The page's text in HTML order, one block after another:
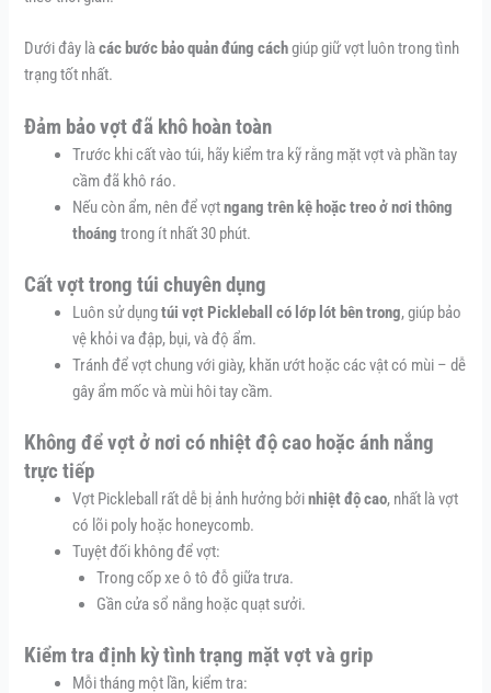
Dưới đây làcác bước bảo quản đúng cáchgiúp giữ vợt luôn trong tình
trạng tốt nhất.
Đảm bảo vợt đã khô hoàn toàn
Trước khi cất vào túi, hãy kiểm tra kỹ rằng mặt vợt và phần tay
cầm đã khô ráo.
Nếu còn ẩm, nên để vợtngang trên kệ hoặc treo ở nơi thông
thoáng trong ít nhất 30 phút.
Cất vợt trong túi chuyên dụng
Luôn sử dụngtúi vợt Pickleball có lớp lót bên trong, giúp bảo
vệ khỏi va đập, bụi, và độ ẩm.
Tránh để vợt chung với giày, khăn ướt hoặc các vật có mùi – dễ
gây ẩm mốc và mùi hôi tay cầm.
Không để vợt ở nơi có nhiệt độ cao hoặc ánh nắng
trực tiếp
Vợt Pickleball rất dễ bị ảnh hưởng bởinhiệt độ cao, nhất là vợt
có lõi poly hoặc honeycomb.
Tuyệt đối không để vợt:
Trong cốp xe ô tô đỗ giữa trưa.
Gần cửa sổ nắng hoặc quạt sưởi.
Kiểm tra định kỳ tình trạng mặt vợt và grip
Mỗi tháng một lần, kiểm tra: